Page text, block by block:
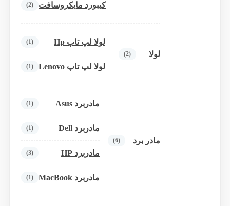
کیبورد مایکروسافت (2)
لولا (2)
لولا لپ تاپ Hp (1)
لولا لپ تاپ Lenovo (1)
مادر برد (6)
مادربرد Asus (1)
مادربرد Dell (1)
مادربرد HP (3)
مادربرد MacBook (1)